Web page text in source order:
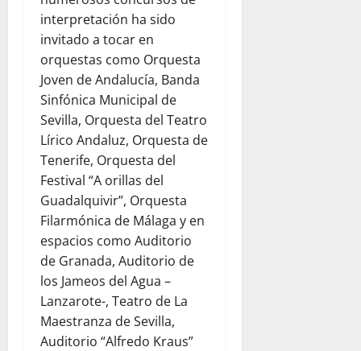
interpretación ha sido
invitado a tocar en
orquestas como Orquesta
Joven de Andalucía, Banda
Sinfónica Municipal de
Sevilla, Orquesta del Teatro
Lírico Andaluz, Orquesta de
Tenerife, Orquesta del
Festival “A orillas del
Guadalquivir”, Orquesta
Filarmónica de Málaga y en
espacios como Auditorio
de Granada, Auditorio de
los Jameos del Agua –
Lanzarote-, Teatro de La
Maestranza de Sevilla,
Auditorio “Alfredo Kraus”